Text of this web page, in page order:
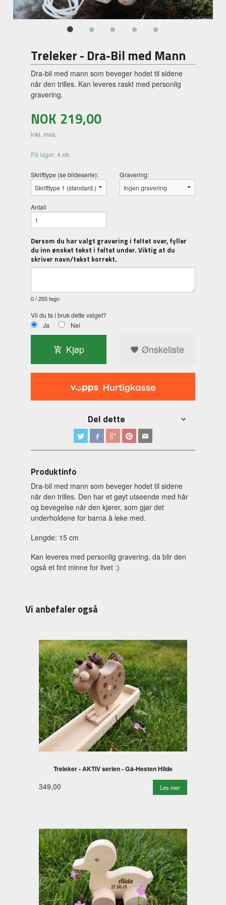
Treleker - Dra-Bil med Mann
Dra-bil med mann som beveger hodet til sidene
når den trilles. Kan leveres raskt med personlig
gravering.
NOK 219,00
inkl. mva.
På lager: 4 stk.
Skrifttype (se bildeserie): Gravering:
Antall
Dersom du har valgt gravering i feltet over, fyller
du inn ønsket tekst i feltet under. Viktig at du
skriver navn/tekst korrekt.
0/ 255 tegn
Vil du ta i bruk dette valget?
Ja
Nei
Kjøp Ønskeliste
Del dette
Produktinfo
Dra-bil med mann som beveger hodet til sidene
når den trilles. Den har et gøyt utseende med hår
og bevegelse når den kjører, som gjør det
underholdene for barna å leke med.
Lengde: 15 cm
Kan leveres med personlig gravering, da blir den
også et fint minne for livet :)
Vi anbefaler også
Treleker - AKTIV serien - Gå-Hesten Hilde
349,00 Les mer